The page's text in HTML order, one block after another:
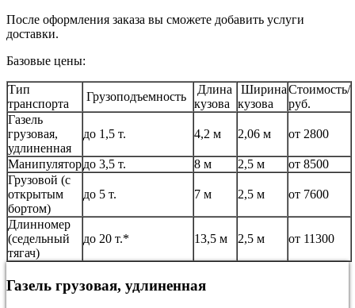
После оформления заказа вы сможете добавить услуги
доставки.
Базовые цены:
Тип
транспорта
Грузоподъемность
Длина
кузова
Ширина
кузова
Стоимость/
руб.
Газель
грузовая,
удлиненная
до 1,5 т. 4,2 м 2,06 м от 2800
Манипулятордо 3,5 т. 8 м 2,5 м
от 8500
Грузовой (с
открытым
бортом)
до 5 т. 7 м 2,5 м от 7600
Длинномер
(седельный
тягач)
до 20 т.* 13,5 м 2,5 м от 11300
Газель грузовая, удлиненная